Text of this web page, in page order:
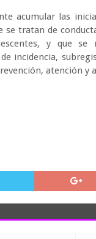
acumular las
tratan de
y que se
incidencia,
atención y